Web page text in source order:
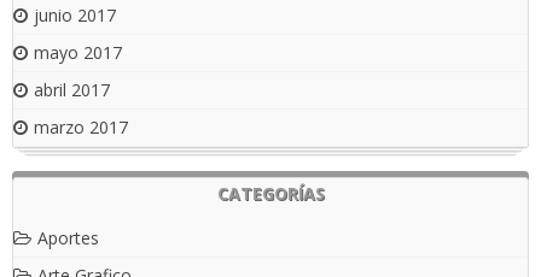
junio 2017
mayo 2017
abril 2017
marzo 2017
CATEGORÍAS
Aportes